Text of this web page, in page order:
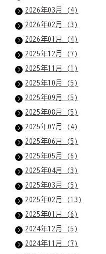
2026年03月 (4)
2026年02月 (3)
2026年01月 (4)
2025年12月 (7)
2025年11月 (1)
2025年10月 (5)
2025年09月 (5)
2025年08月 (5)
2025年07月 (4)
2025年06月 (5)
2025年05月 (6)
2025年04月 (3)
2025年03月 (5)
2025年02月 (13)
2025年01月 (6)
2024年12月 (5)
2024年11月 (7)